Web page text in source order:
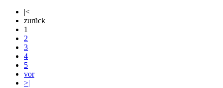
|<
zurück
1
2
3
4
5
vor
>|